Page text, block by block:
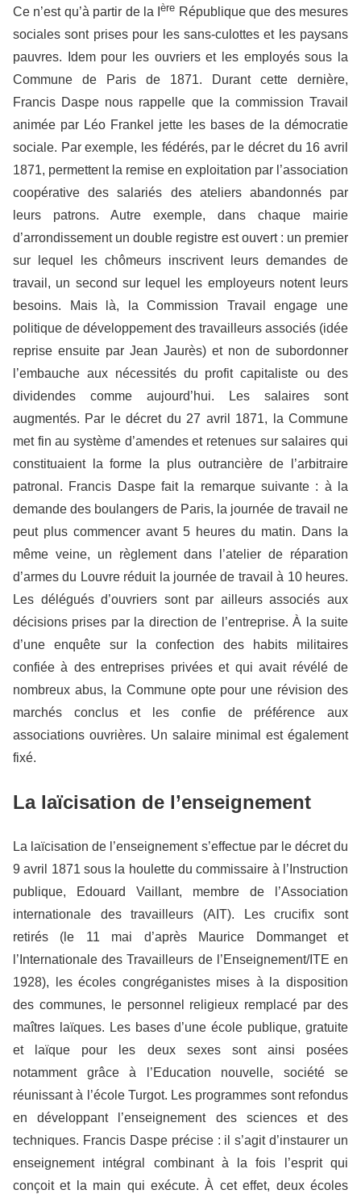
Ce n’est qu’à partir de la Ière République que des mesures
sociales sont prises pour les sans-culottes et les paysans
pauvres. Idem pour les ouvriers et les employés sous la
Commune de Paris de 1871. Durant cette dernière,
Francis Daspe nous rappelle que la commission Travail
animée par Léo Frankel jette les bases de la démocratie
sociale. Par exemple, les fédérés, par le décret du 16 avril
1871, permettent la remise en exploitation par l’association
coopérative des salariés des ateliers abandonnés par
leurs patrons. Autre exemple, dans chaque mairie
d’arrondissement un double registre est ouvert : un premier
sur lequel les chômeurs inscrivent leurs demandes de
travail, un second sur lequel les employeurs notent leurs
besoins. Mais là, la Commission Travail engage une
politique de développement des travailleurs associés (idée
reprise ensuite par Jean Jaurès) et non de subordonner
l’embauche aux nécessités du profit capitaliste ou des
dividendes comme aujourd’hui. Les salaires sont
augmentés. Par le décret du 27 avril 1871, la Commune
met fin au système d’amendes et retenues sur salaires qui
constituaient la forme la plus outrancière de l’arbitraire
patronal. Francis Daspe fait la remarque suivante : à la
demande des boulangers de Paris, la journée de travail ne
peut plus commencer avant 5 heures du matin. Dans la
même veine, un règlement dans l’atelier de réparation
d’armes du Louvre réduit la journée de travail à 10 heures.
Les délégués d’ouvriers sont par ailleurs associés aux
décisions prises par la direction de l’entreprise. À la suite
d’une enquête sur la confection des habits militaires
confiée à des entreprises privées et qui avait révélé de
nombreux abus, la Commune opte pour une révision des
marchés conclus et les confie de préférence aux
associations ouvrières. Un salaire minimal est également
fixé.
La laïcisation de l’enseignement
La laïcisation de l’enseignement s’effectue par le décret du
9 avril 1871 sous la houlette du commissaire à l’Instruction
publique, Edouard Vaillant, membre de l’Association
internationale des travailleurs (AIT). Les crucifix sont
retirés (le 11 mai d’après Maurice Dommanget et
l’Internationale des Travailleurs de l’Enseignement/ITE en
1928), les écoles congréganistes mises à la disposition
des communes, le personnel religieux remplacé par des
maîtres laïques. Les bases d’une école publique, gratuite
et laïque pour les deux sexes sont ainsi posées
notamment grâce à l’Education nouvelle, société se
réunissant à l’école Turgot. Les programmes sont refondus
en développant l’enseignement des sciences et des
techniques. Francis Daspe précise : il s’agit d’instaurer un
enseignement intégral combinant à la fois l’esprit qui
conçoit et la main qui exécute. À cet effet, deux écoles